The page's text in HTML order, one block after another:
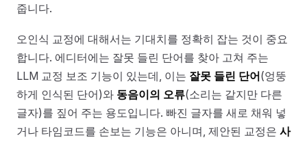
줍니다.
오인식 교정에 대해서는 기대치를 정확히 잡는 것이 중요
합니다. 에디터에는 잘못 들린 단어를 찾아 고쳐 주는
LLM 교정 보조 기능이 있는데, 이는 잘못 들린 단어(엉뚱
하게 인식된 단어)와 동음이의 오류(소리는 같지만 다른
글자)를 짚어 주는 용도입니다. 빠진 글자를 새로 채워 넣
거나 타임코드를 손보는 기능은 아니며, 제안된 교정은 사